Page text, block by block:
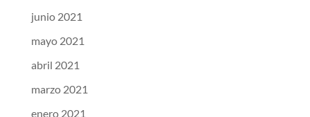
junio 2021
mayo 2021
abril 2021
marzo 2021
enero 2021